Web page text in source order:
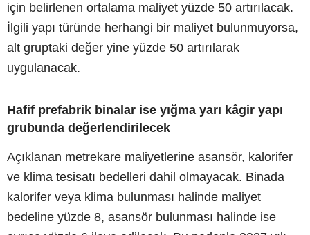
için belirlenen ortalama maliyet yüzde 50 artırılacak.
İlgili yapı türünde herhangi bir maliyet bulunmuyorsa,
alt gruptaki değer yine yüzde 50 artırılarak
uygulanacak.
Hafif prefabrik binalar ise yığma yarı kâgir yapı
grubunda değerlendirilecek
Açıklanan metrekare maliyetlerine asansör, kalorifer
ve klima tesisatı bedelleri dahil olmayacak. Binada
kalorifer veya klima bulunması halinde maliyet
bedeline yüzde 8, asansör bulunması halinde ise